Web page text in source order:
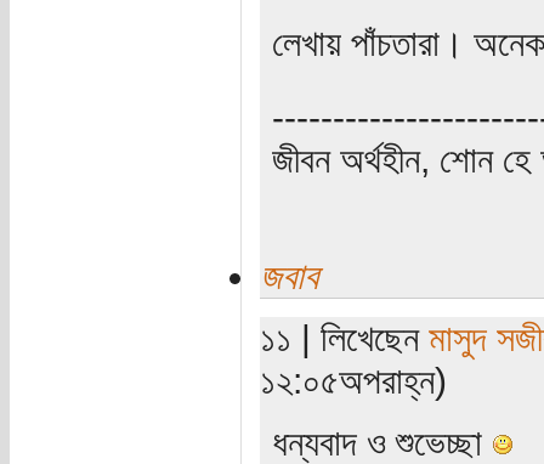
লেখায় পাঁচতারা।
জীবন অর্থহীন, শোন হে
জবাব
১১ | লিখেছেন মাসুদ
১২:০৫অপরাহ্ন)
ধন্যবাদ ও শুভেচ্ছা